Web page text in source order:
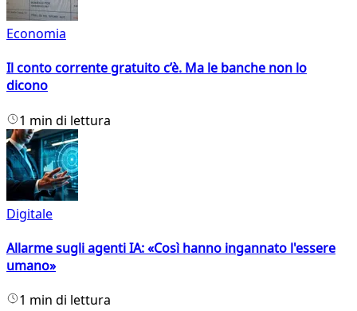
Economia
Il conto corrente gratuito c’è. Ma le banche non lo
dicono
1 min di lettura
Digitale
Allarme sugli agenti IA: «Così hanno ingannato l'essere
umano»
1 min di lettura